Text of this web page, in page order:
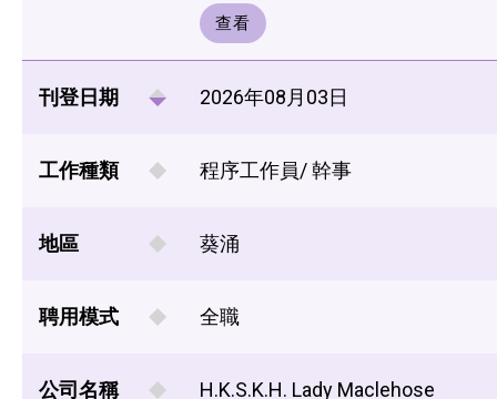
查看
刊登日期 2026年08月03日
工作種類 程序工作員/ 幹事
地區 葵涌
聘用模式 全職
公司名稱 H.K.S.K.H. Lady Maclehose